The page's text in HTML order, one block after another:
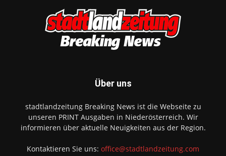
Über uns
stadtlandzeitung Breaking News ist die Webseite zu
unseren PRINT Ausgaben in Niederösterreich. Wir
informieren über aktuelle Neuigkeiten aus der Region.
Kontaktieren Sie uns: office@stadtlandzeitung.com